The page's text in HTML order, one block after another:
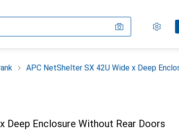
APC NetShelter SX 42U Wide x Deep
Deep Enclosure Without Rear Doors